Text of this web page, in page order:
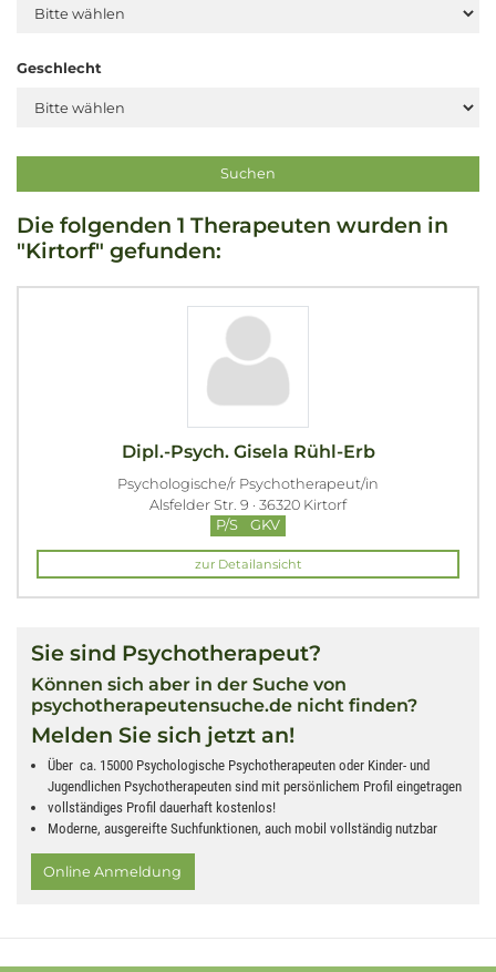
Geschlecht
Die folgenden 1 Therapeuten wurden in
"Kirtorf" gefunden:
Dipl.-Psych. Gisela Rühl-Erb
Psychologische/r Psychotherapeut/in
Alsfelder Str. 9 · 36320 Kirtorf
P/S
GKV
zur Detailansicht
Sie sind Psychotherapeut?
Können sich aber in der Suche von
psychotherapeutensuche.de nicht finden?
Melden Sie sich jetzt an!
Über ca. 15000 Psychologische Psychotherapeuten oder Kinder- und
Jugendlichen Psychotherapeuten sind mit persönlichem Profil eingetragen
vollständiges Profil dauerhaft kostenlos!
Moderne, ausgereifte Suchfunktionen, auch mobil vollständig nutzbar
Online Anmeldung